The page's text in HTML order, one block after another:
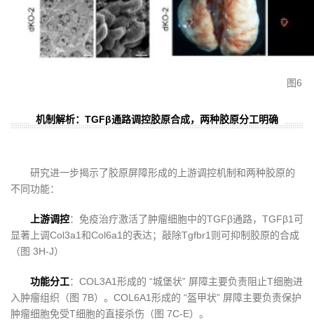
图6
机制解析：TGFβ通路调控胶原合成，两种胶原分工明确
研究进一步揭示了胶原屏障形成的上游调控机制和两种胶原的
不同功能：
上游调控：免疫治疗激活了肿瘤细胞中的TGFβ通路，TGFβ1可
显著上调Col3a1和Col6a1的表达；敲除Tgfbr1则可抑制胶原的合成
（图 3H-J）
功能分工：COL3A1形成的 “城堡状” 屏障主要负责阻止T细胞进
入肿瘤组织（图 7B）。COL6A1形成的 “盔甲状” 屏障主要负责保护
肿瘤细胞免受T细胞的直接杀伤（图 7C-E）。